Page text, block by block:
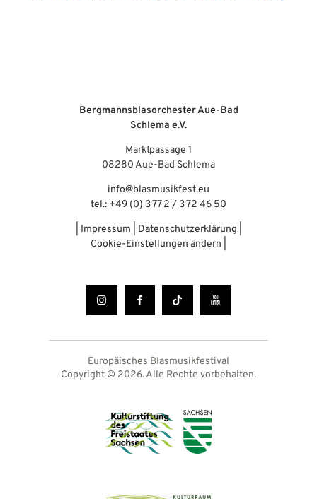
Bergmannsblasorchester Aue-Bad
Schlema e.V.
Marktpassage 1
08280 Aue-Bad Schlema
info@blasmusikfest.eu
tel.: +49 (0) 3 77 2 / 3 72 46 50
Impressum Datenschutzerklärung
Cookie-Einstellungen ändern
Europäisches Blasmusikfestival
Copyright © 2026. Alle Rechte vorbehalten.